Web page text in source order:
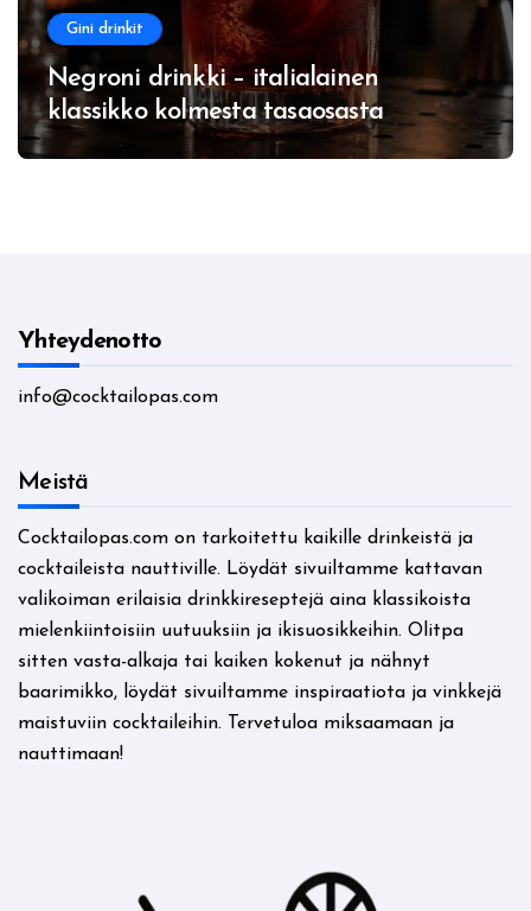
Gini drinkit
Negroni drinkki – italialainen
klassikko kolmesta tasaosasta
Yhteydenotto
info@cocktailopas.com
Meistä
Cocktailopas.com on tarkoitettu kaikille drinkeistä ja
cocktaileista nauttiville. Löydät sivuiltamme kattavan
valikoiman erilaisia drinkkireseptejä aina klassikoista
mielenkiintoisiin uutuuksiin ja ikisuosikkeihin. Olitpa
sitten vasta-alkaja tai kaiken kokenut ja nähnyt
baarimikko, löydät sivuiltamme inspiraatiota ja vinkkejä
maistuviin cocktaileihin. Tervetuloa miksaamaan ja
nauttimaan!